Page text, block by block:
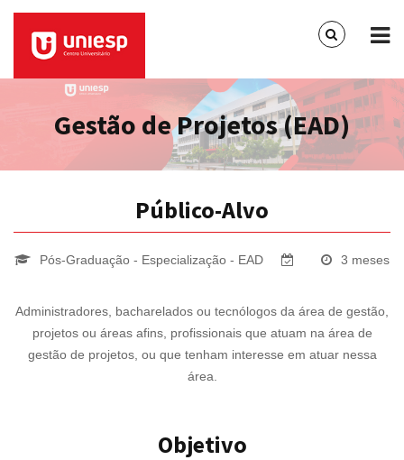
Gestão de Projetos (EAD)
Público-Alvo
Pós-Graduação - Especialização - EAD 3 meses
Administradores, bacharelados ou tecnólogos da área de gestão,
projetos ou áreas afins, profissionais que atuam na área de
gestão de projetos, ou que tenham interesse em atuar nessa
área.
Objetivo